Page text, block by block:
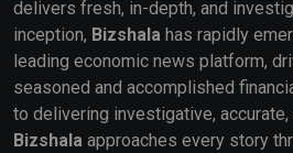
delivers fresh, in-depth, and
inception, Bizshala has rapidly
leading economic news platform,
seasoned and accomplished
to delivering investigative,
Bizshala approaches every story